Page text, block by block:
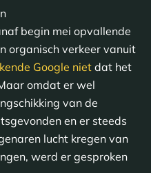
begin mei opvallende
organisch verkeer vanuit
Google nietdat het
omdat er wel
van de
en er steeds
lucht kregen van
werd er gesproken